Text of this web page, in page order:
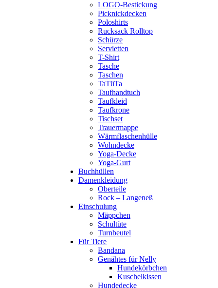
LOGO-Bestickung
Picknickdecken
Poloshirts
Rucksack Rolltop
Schürze
Servietten
T-Shirt
Tasche
Taschen
TaTüTa
Taufhandtuch
Taufkleid
Taufkrone
Tischset
Trauermappe
Wärmflaschenhülle
Wohndecke
Yoga-Decke
Yoga-Gurt
Buchhüllen
Damenkleidung
Oberteile
Rock – Langeneß
Einschulung
Mäppchen
Schultüte
Turnbeutel
Für Tiere
Bandana
Genähtes für Nelly
Hundekörbchen
Kuschelkissen
Hundedecke